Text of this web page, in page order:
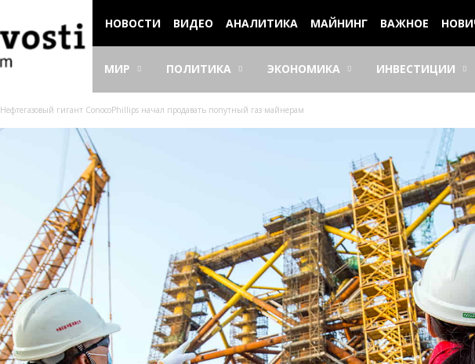
НОВОСТИ ВИДЕО АНАЛИТИКА МАЙНИНГ ВАЖНОЕ
МИР ПОЛИТИКА ЭКОНОМИКА ИНВЕСТИЦИИ
Нефтегазовый гигант ConocoPhillips начал продавать попутный газ майнерам